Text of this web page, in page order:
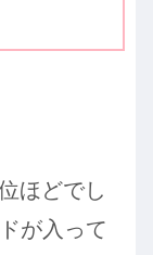
ほどでし
が入って